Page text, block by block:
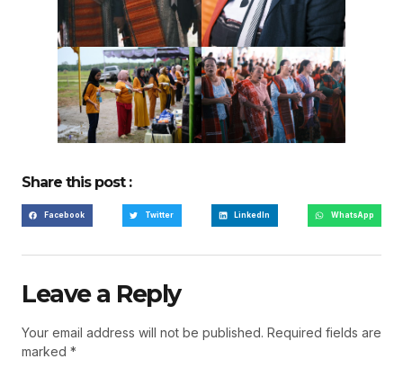
Share this post :
Facebook Twitter LinkedIn WhatsApp
Leave a Reply
Your email address will not be published. Required fields are
marked *